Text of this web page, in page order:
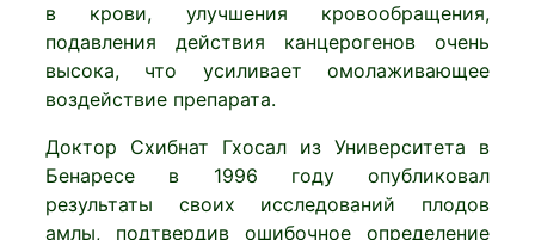
в крови, улучшения кровообращения,
подавления действия канцерогенов очень
высока, что усиливает омолаживающее
воздействие препарата.
Доктор Схибнат Гхосал из Университета в
Бенаресе в 1996 году опубликовал
результаты своих исследований плодов
амлы, подтвердив ошибочное определение